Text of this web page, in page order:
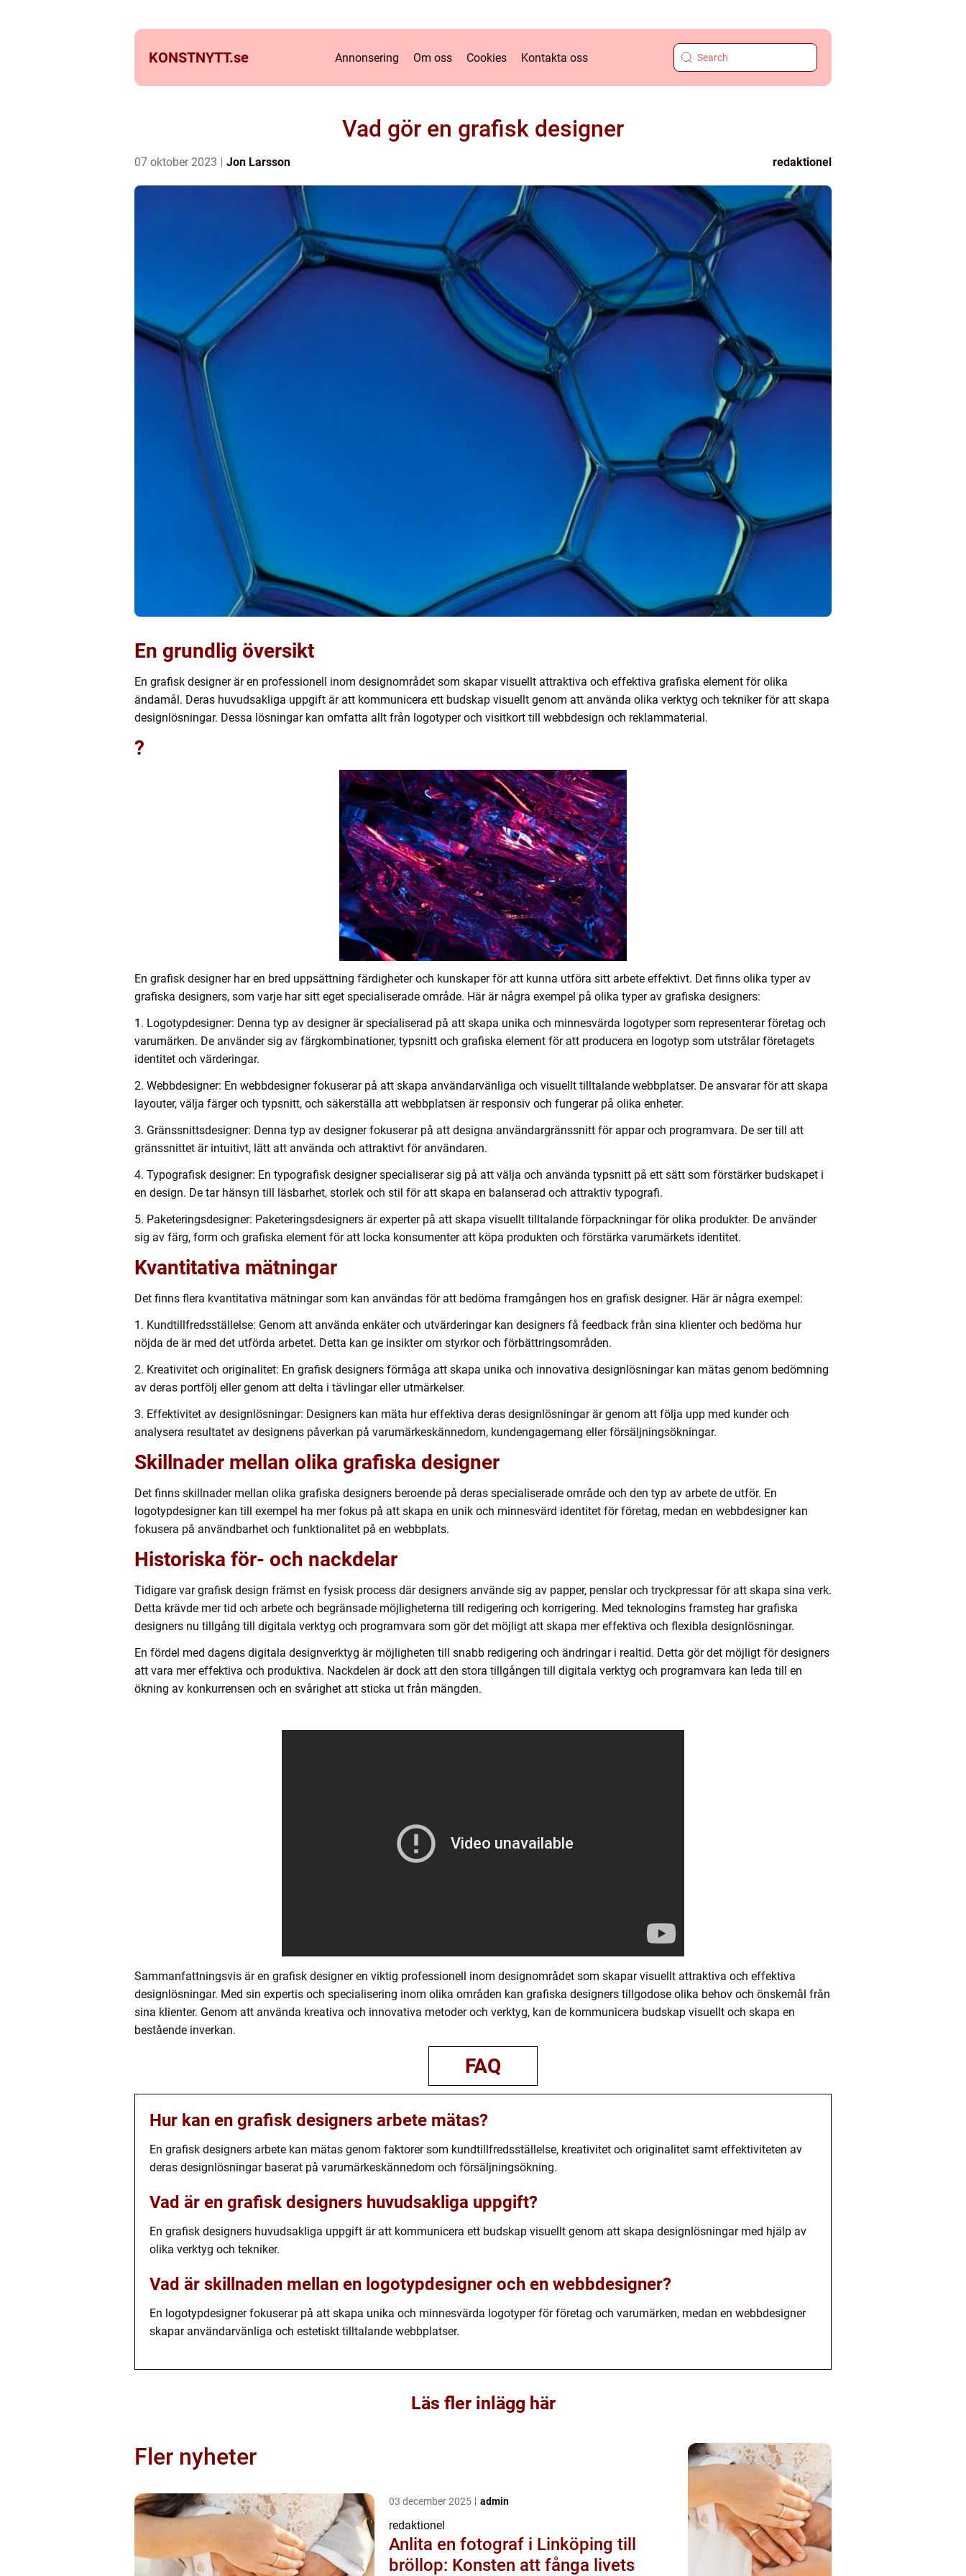
KONSTNYTT.se Annonsering Om oss Cookies Kontakta oss
Vad gör en grafisk designer
07 oktober 2023 Jon Larsson redaktionel
En grundlig översikt
En grafisk designer är en professionell inom designområdet som skapar visuellt attraktiva och effektiva grafiska element för olika
ändamål. Deras huvudsakliga uppgift är att kommunicera ett budskap visuellt genom att använda olika verktyg och tekniker för att skapa
designlösningar. Dessa lösningar kan omfatta allt från logotyper och visitkort till webbdesign och reklammaterial.
?
En grafisk designer har en bred uppsättning färdigheter och kunskaper för att kunna utföra sitt arbete effektivt. Det finns olika typer av
grafiska designers, som varje har sitt eget specialiserade område. Här är några exempel på olika typer av grafiska designers:
1. Logotypdesigner: Denna typ av designer är specialiserad på att skapa unika och minnesvärda logotyper som representerar företag och
varumärken. De använder sig av färgkombinationer, typsnitt och grafiska element för att producera en logotyp som utstrålar företagets
identitet och värderingar.
2. Webbdesigner: En webbdesigner fokuserar på att skapa användarvänliga och visuellt tilltalande webbplatser. De ansvarar för att skapa
layouter, välja färger och typsnitt, och säkerställa att webbplatsen är responsiv och fungerar på olika enheter.
3. Gränssnittsdesigner: Denna typ av designer fokuserar på att designa användargränssnitt för appar och programvara. De ser till att
gränssnittet är intuitivt, lätt att använda och attraktivt för användaren.
4. Typografisk designer: En typografisk designer specialiserar sig på att välja och använda typsnitt på ett sätt som förstärker budskapet i
en design. De tar hänsyn till läsbarhet, storlek och stil för att skapa en balanserad och attraktiv typografi.
5. Paketeringsdesigner: Paketeringsdesigners är experter på att skapa visuellt tilltalande förpackningar för olika produkter. De använder
sig av färg, form och grafiska element för att locka konsumenter att köpa produkten och förstärka varumärkets identitet.
Kvantitativa mätningar
Det finns flera kvantitativa mätningar som kan användas för att bedöma framgången hos en grafisk designer. Här är några exempel:
1. Kundtillfredsställelse: Genom att använda enkäter och utvärderingar kan designers få feedback från sina klienter och bedöma hur
nöjda de är med det utförda arbetet. Detta kan ge insikter om styrkor och förbättringsområden.
2. Kreativitet och originalitet: En grafisk designers förmåga att skapa unika och innovativa designlösningar kan mätas genom bedömning
av deras portfölj eller genom att delta i tävlingar eller utmärkelser.
3. Effektivitet av designlösningar: Designers kan mäta hur effektiva deras designlösningar är genom att följa upp med kunder och
analysera resultatet av designens påverkan på varumärkeskännedom, kundengagemang eller försäljningsökningar.
Skillnader mellan olika grafiska designer
Det finns skillnader mellan olika grafiska designers beroende på deras specialiserade område och den typ av arbete de utför. En
logotypdesigner kan till exempel ha mer fokus på att skapa en unik och minnesvärd identitet för företag, medan en webbdesigner kan
fokusera på användbarhet och funktionalitet på en webbplats.
Historiska för- och nackdelar
Tidigare var grafisk design främst en fysisk process där designers använde sig av papper, penslar och tryckpressar för att skapa sina verk.
Detta krävde mer tid och arbete och begränsade möjligheterna till redigering och korrigering. Med teknologins framsteg har grafiska
designers nu tillgång till digitala verktyg och programvara som gör det möjligt att skapa mer effektiva och flexibla designlösningar.
En fördel med dagens digitala designverktyg är möjligheten till snabb redigering och ändringar i realtid. Detta gör det möjligt för designers
att vara mer effektiva och produktiva. Nackdelen är dock att den stora tillgången till digitala verktyg och programvara kan leda till en
ökning av konkurrensen och en svårighet att sticka ut från mängden.
Sammanfattningsvis är en grafisk designer en viktig professionell inom designområdet som skapar visuellt attraktiva och effektiva
designlösningar. Med sin expertis och specialisering inom olika områden kan grafiska designers tillgodose olika behov och önskemål från
sina klienter. Genom att använda kreativa och innovativa metoder och verktyg, kan de kommunicera budskap visuellt och skapa en
bestående inverkan.
FAQ
Hur kan en grafisk designers arbete mätas?
En grafisk designers arbete kan mätas genom faktorer som kundtillfredsställelse, kreativitet och originalitet samt effektiviteten av
deras designlösningar baserat på varumärkeskännedom och försäljningsökning.
Vad är en grafisk designers huvudsakliga uppgift?
En grafisk designers huvudsakliga uppgift är att kommunicera ett budskap visuellt genom att skapa designlösningar med hjälp av
olika verktyg och tekniker.
Vad är skillnaden mellan en logotypdesigner och en webbdesigner?
En logotypdesigner fokuserar på att skapa unika och minnesvärda logotyper för företag och varumärken, medan en webbdesigner
skapar användarvänliga och estetiskt tilltalande webbplatser.
Läs fler inlägg här
Fler nyheter
03 december 2025 admin
redaktionel
Anlita en fotograf i Linköping till
bröllop: Konsten att fånga livets